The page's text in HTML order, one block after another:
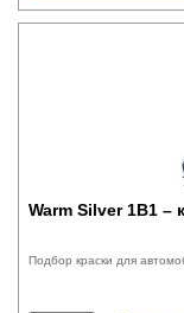
Warm Silver 1B1 –
Подбор краски для